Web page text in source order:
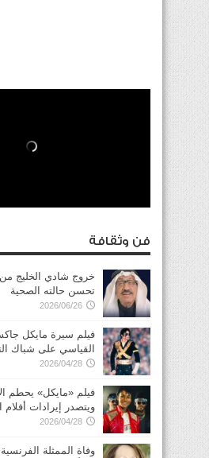
فن وثقافة
خروج شادي الخليج
تحسن حالته الصحية
2026/06/26
فيلم سيرة مايكل
القياسي على شباك
2026/04/28
فيلم «مايكل» يحطم
ويتصدر إيرادات أفلام
2026/04/28